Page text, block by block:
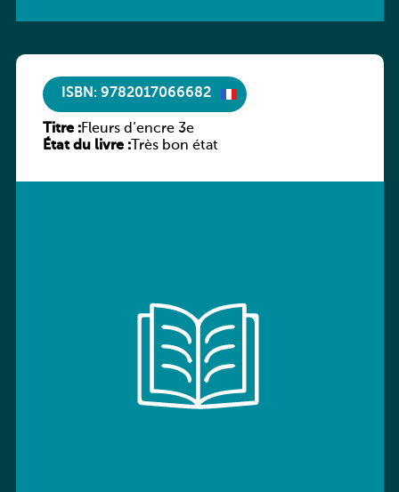
ISBN: 9782017066682
Titre :Fleurs d’encre 3e
État du livre :Très bon état